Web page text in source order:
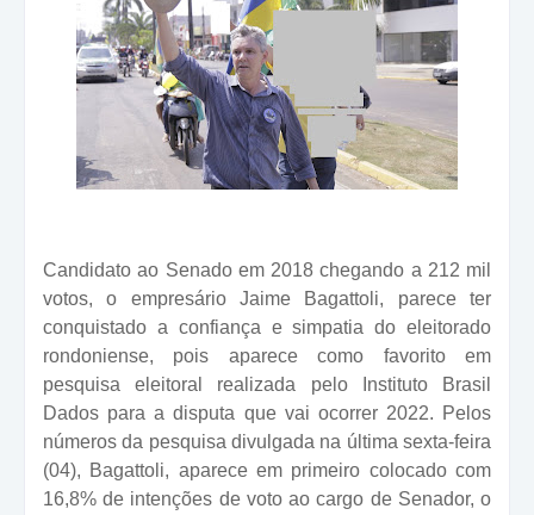
Candidato ao Senado em 2018 chegando a 212 mil
votos, o empresário Jaime Bagattoli, parece ter
conquistado a confiança e simpatia do eleitorado
rondoniense, pois aparece como favorito em
pesquisa eleitoral realizada pelo Instituto Brasil
Dados para a disputa que vai ocorrer 2022. Pelos
números da pesquisa divulgada na última sexta-feira
(04), Bagattoli, aparece em primeiro colocado com
16,8% de intenções de voto ao cargo de Senador, o